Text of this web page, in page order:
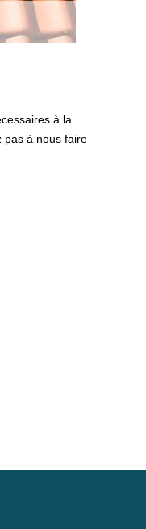
à la
pas à nous faire